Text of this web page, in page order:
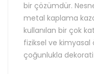
bir çözümdür.
metal kaplama
kullanılan bir çok
fiziksel ve kimyasal
çoğunlukla